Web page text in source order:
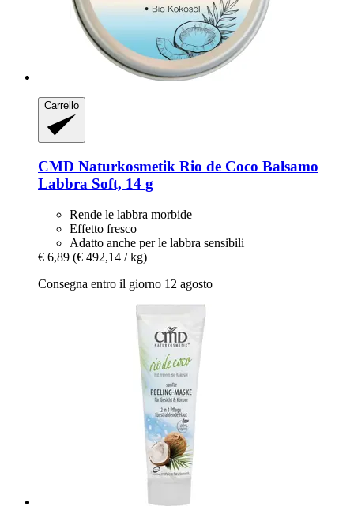
Carrello
CMD Naturkosmetik Rio de Coco Balsamo
Labbra Soft, 14 g
Rende le labbra morbide
Effetto fresco
Adatto anche per le labbra sensibili
€ 6,89 (€ 492,14 / kg)
Consegna entro il giorno 12 agosto